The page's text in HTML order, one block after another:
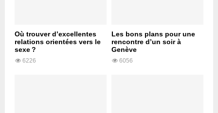
Où trouver d’excellentes
relations orientées vers le
sexe ?
6226
Les bons plans pour une
rencontre d’un soir à
Genève
6056